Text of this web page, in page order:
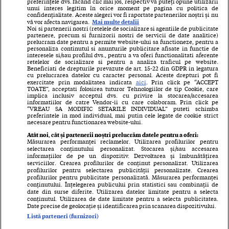
Lovitură de teatru: ieri, a doua instanță consecutivă a
refuzat să judece cazul Hexi Pharma! Curtea de Apel
va rezolva conflictul dintre tribunale
Suferința victimelor Hexi Pharma, prea mare pentru o
justiție neîncăpătoare
Veselie la judecata Hexi! ”Onorată instanță, eu mă
dau și acum pe picior cu dezinfectanții noștri, că sunt
buni”
Din cele 132 de spitale care s-au constituit parte
păgubită în dosarul Hexi Pharma, doar unul și-a trimis
avocatul la termenul de ieri!
Hexi Pharma dă vina pe spitale și pe medici:
”Depozitau dezinfectanții în magazii cu geamuri
sparte, iar doctorii le recomandau, deci sunt bune!”
”Din păcate, știm de acum că rezultatele
concursurilor vor fi conform algoritmului politic
al județului”, spun cei care reclamă mișcarea.
”Vor fi concursuri corecte”, susțin partizanii
revenirii inspectorilor în coordonare locală,
printre care și ministrul sănătății, Florian
Bodog.
EPISODUL URMĂTOR
Statul se teme că va fi dat în
judecată de pacienți!
Rechizitoriul Parchetului
General: ”39 din 41 de
unui interes legitim în orice moment pe pagina cu politica de
confidențialitate. Aceste alegeri vor fi raportate partenerilor noștri și nu
vă vor afecta navigarea.
Mai multe detalii
Noi si partenerii nostri (retelele de socializare si agentiile de publicitate
partenere, precum si furnizorii nostri de servicii de date analitice)
prelucram date pentru a permite website-ului sa functioneze, pentru a
personaliza continutul si anunturile publicitare afisate in functie de
interesele si/sau profilul dvs., pentru a va oferi functionalitati aferente
retelelor de socializare si pentru a analiza traficul pe website.
Beneficiati de drepturile prevazute de art. 15-22 din GDPR in legatura
cu prelucrarea datelor cu caracter personal. Aceste drepturi pot fi
exercitate prin modalitatea indicata aici . Prin click pe “ACCEPT
TOATE”, acceptati folosirea tuturor Tehnologiilor de tip Cookie, care
implica inclusiv acceptul dvs. cu privire la stocarea/accesarea
informatiilor de catre Vendor-ii cu care colaboram. Prin click pe
“VREAU SA MODIFIC SETARILE INDIVIDUAL” puteti schimba
preferintele in mod individual, mai putin cele legate de cookie strict
necesare pentru functionarea website-ului.
Atât noi, cât și partenerii noștri prelucrăm datele pentru a oferi:
Măsurarea performanței reclamelor. Utilizarea profilurilor pentru
selectarea conținutului personalizat. Stocarea și/sau accesarea
informațiilor de pe un dispozitiv. Dezvoltarea și îmbunătățirea
serviciilor. Crearea profilurilor de conținut personalizat. Utilizarea
profilurilor pentru selectarea publicității personalizate. Crearea
profilurilor pentru publicitate personalizată. Măsurarea performanței
conținutului. Înțelegerea publicului prin statistici sau combinații de
date din surse diferite. Utilizarea datelor limitate pentru a selecta
conținutul. Utilizarea de date limitate pentru a selecta publicitatea.
Date precise de geolocație și identificarea prin scanarea dispozitivului.
Listă parteneri (furnizori)